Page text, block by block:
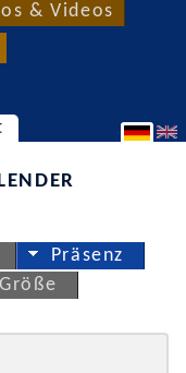
& Videos
Präsenz
Größe